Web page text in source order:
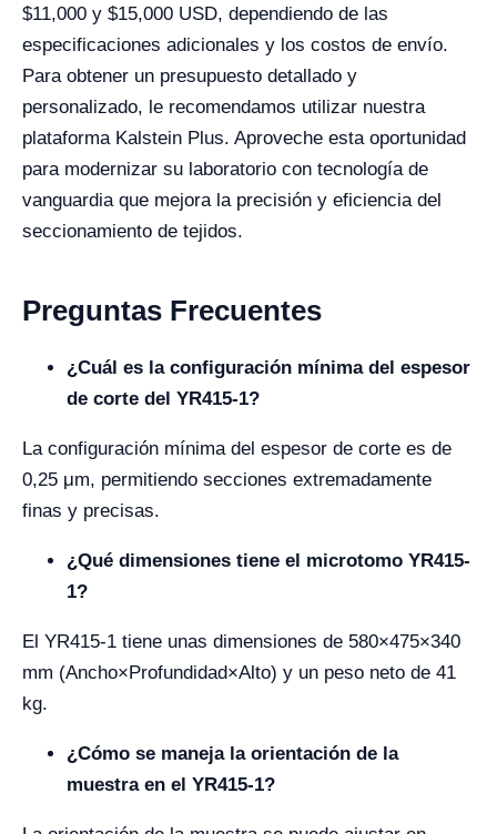
$11,000 y $15,000 USD, dependiendo de las
especificaciones adicionales y los costos de envío.
Para obtener un presupuesto detallado y
personalizado, le recomendamos utilizar nuestra
plataforma Kalstein Plus. Aproveche esta oportunidad
para modernizar su laboratorio con tecnología de
vanguardia que mejora la precisión y eficiencia del
seccionamiento de tejidos.
Preguntas Frecuentes
¿Cuál es la configuración mínima del espesor
de corte del YR415-1?
La configuración mínima del espesor de corte es de
0,25 μm, permitiendo secciones extremadamente
finas y precisas.
¿Qué dimensiones tiene el microtomo YR415-
1?
El YR415-1 tiene unas dimensiones de 580×475×340
mm (Ancho×Profundidad×Alto) y un peso neto de 41
kg.
¿Cómo se maneja la orientación de la
muestra en el YR415-1?